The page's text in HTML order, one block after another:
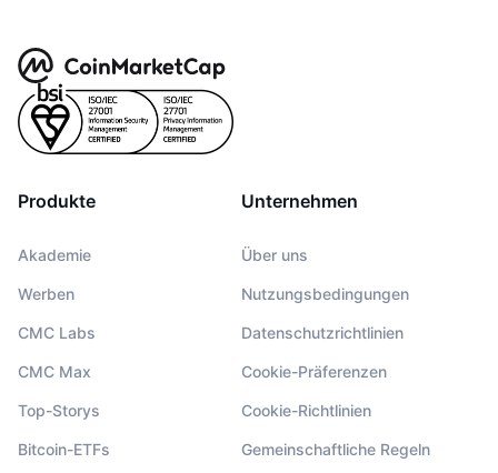
Produkte
Akademie
Werben
CMC Labs
CMC Max
Top-Storys
Bitcoin-ETFs
Unternehmen
Über uns
Nutzungsbedingungen
Datenschutzrichtlinien
Cookie-Präferenzen
Cookie-Richtlinien
Gemeinschaftliche Regeln